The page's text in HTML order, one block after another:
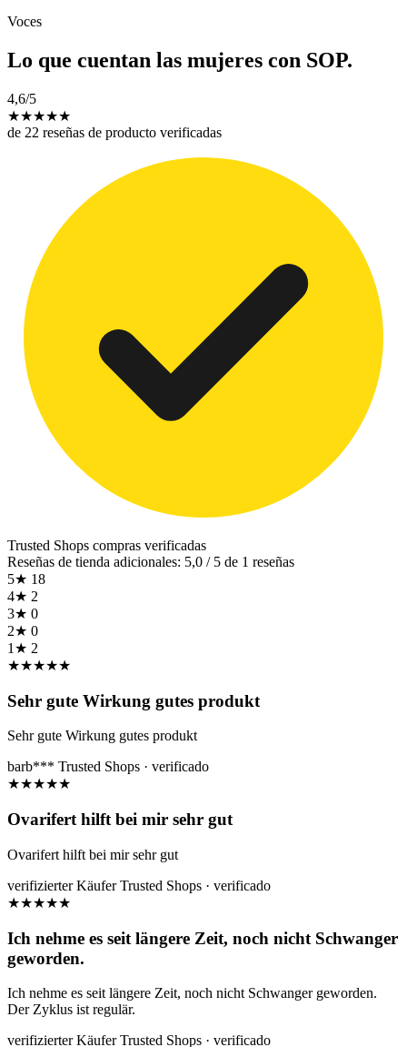
Voces
Lo que cuentan las mujeres con SOP.
4,6/5
★★★★★
de 22 reseñas de producto verificadas
Trusted Shops compras verificadas
Reseñas de tienda adicionales: 5,0 / 5 de 1 reseñas
5★ 18
4★ 2
3★ 0
2★ 0
1★ 2
★★★★★
Sehr gute Wirkung gutes produkt
Sehr gute Wirkung gutes produkt
barb*** Trusted Shops · verificado
★★★★★
Ovarifert hilft bei mir sehr gut
Ovarifert hilft bei mir sehr gut
verifizierter Käufer Trusted Shops · verificado
★★★★★
Ich nehme es seit längere Zeit, noch nicht Schwanger
geworden.
Ich nehme es seit längere Zeit, noch nicht Schwanger geworden.
Der Zyklus ist regulär.
verifizierter Käufer Trusted Shops · verificado